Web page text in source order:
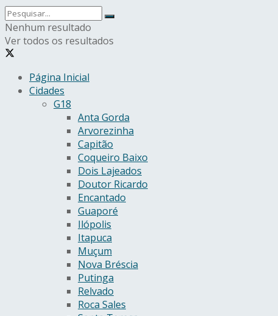
Nenhum resultado
Ver todos os resultados
Página Inicial
Cidades
G18
Anta Gorda
Arvorezinha
Capitão
Coqueiro Baixo
Dois Lajeados
Doutor Ricardo
Encantado
Guaporé
Ilópolis
Itapuca
Muçum
Nova Bréscia
Putinga
Relvado
Roca Sales